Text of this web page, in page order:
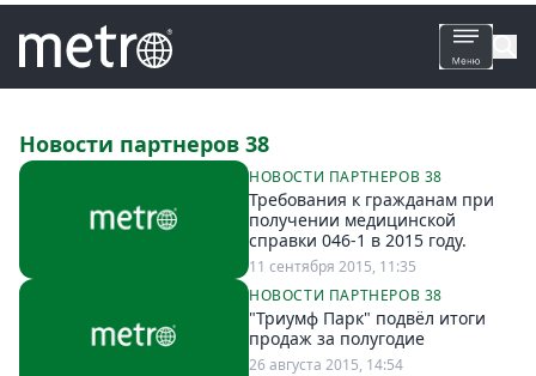
Все
новости
Петербург
Россия
Еда
Новости партнеров 38
НОВОСТИ ПАРТНЕРОВ 38
Требования к гражданам при
получении медицинской
справки 046-1 в 2015 году.
11 сентября 2015, 11:35
НОВОСТИ ПАРТНЕРОВ 38
"Триумф Парк" подвёл итоги
продаж за полугодие
26 августа 2015, 14:54